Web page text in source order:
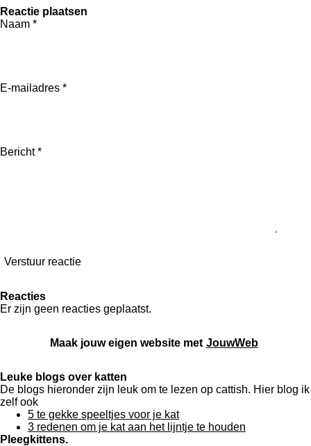
e
l
e
e
e
h
e
Reactie plaatsen
Naam *
E-mailadres *
Bericht *
Verstuur reactie
Reacties
Er zijn geen reacties geplaatst.
Maak jouw eigen website met JouwWeb
Leuke blogs over katten
De blogs hieronder zijn leuk om te lezen op cattish. Hier blog ik
zelf ook
5 te gekke speeltjes voor je kat
3 redenen om je kat aan het lijntje te houden
Pleegkittens.